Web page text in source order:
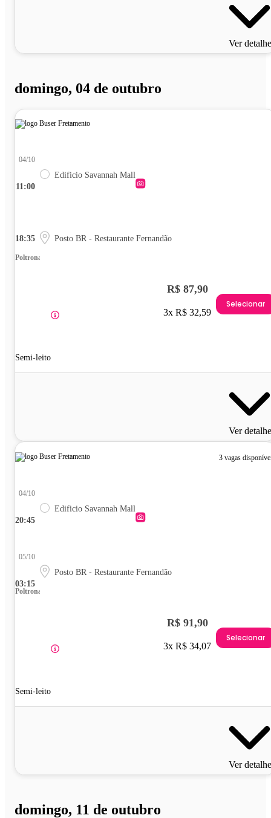
Ver
domingo, 04 de outubro
11:00
04/10
Edificio Savannah Mall
18:35 Posto BR - Restaurante Fernandão
Poltrona
Semi-leito
R$ 87,90
3x R$ 32,59
Selecionar
Ver
3 vagas
20:45
04/10
Edificio Savannah Mall
03:15
05/10
Posto BR - Restaurante Fernandão
Poltrona
Semi-leito
R$ 91,90
3x R$ 34,07
Selecionar
Ver
domingo, 11 de outubro